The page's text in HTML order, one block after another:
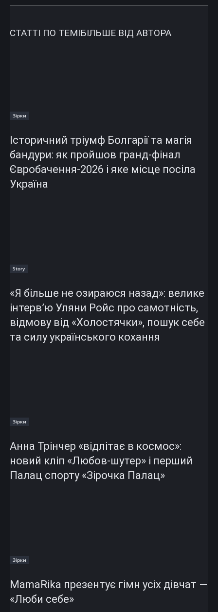
СТАТТІ ПО ТЕМІБІЛЬШЕ ВІД АВТОРА
Зірки
Історичний тріумф Болгарії та магія
бандури: як пройшов гранд-фінал
Євробачення-2026 і яке місце посіла
Україна
Story
«Я більше не озираюся назад»: велике
інтерв’ю Уляни Ройс про самотність,
відмову від «Холостячки», пошук себе
та силу українського кохання
Зірки
Анна Трінчер «відлітає в космос»:
новий кліп «Любов-шутер» і перший
Палац спорту «Зірочка Палац»
Зірки
MamaRika презентує гімн усіх дівчат —
«Люби себе»